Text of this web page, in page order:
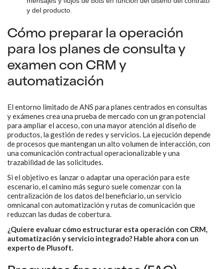
y del producto.
Cómo preparar la operación
para los planes de consulta y
examen con CRM y
automatización
El entorno limitado de ANS para planes centrados en consultas
y exámenes crea una prueba de mercado con un gran potencial
para ampliar el acceso, con una mayor atención al diseño de
productos, la gestión de redes y servicios. La ejecución depende
de procesos que mantengan un alto volumen de interacción, con
una comunicación contractual operacionalizable y una
trazabilidad de las solicitudes.
Si el objetivo es lanzar o adaptar una operación para este
escenario, el camino más seguro suele comenzar con la
centralización de los datos del beneficiario, un servicio
omnicanal con automatización y rutas de comunicación que
reduzcan las dudas de cobertura.
¿Quiere evaluar cómo estructurar esta operación con CRM,
automatización y servicio integrado? Hable ahora con un
experto de Plusoft.